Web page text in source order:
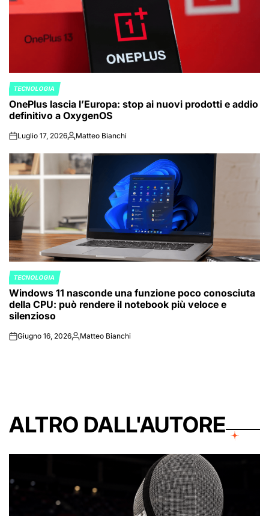
POSTED
IN
TECNOLOGIA
OnePlus lascia l’Europa: stop ai nuovi prodotti e addio
definitivo a OxygenOS
onLuglio 17, 2026Posted
Matteo Bianchi
POSTED
IN
TECNOLOGIA
Windows 11 nasconde una funzione poco conosciuta
della CPU: può rendere il notebook più veloce e
silenzioso
onGiugno 16, 2026Posted
Matteo Bianchi
ALTRO DALL'AUTORE